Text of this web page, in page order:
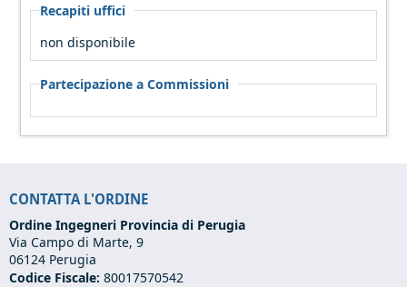
Recapiti uffici
non disponibile
Partecipazione a Commissioni
CONTATTA L'ORDINE
Ordine Ingegneri Provincia di Perugia
Via Campo di Marte, 9
06124 Perugia
Codice Fiscale: 80017570542